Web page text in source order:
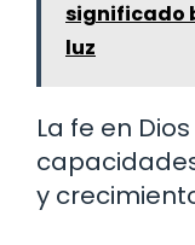
significado
luz
La fe en
y